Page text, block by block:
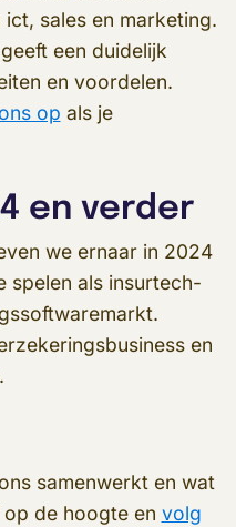
sales en marketing.
een duidelijk
en voordelen.
op als je
en verder
we ernaar in 2024
spelen als insurtech-
en
samenwerkt en wat
de hoogte en volg